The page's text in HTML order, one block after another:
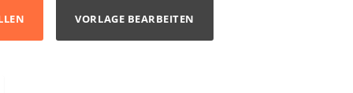
VORLAGE BEARBEITEN